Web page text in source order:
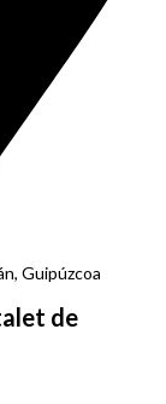
Guipúzcoa
de